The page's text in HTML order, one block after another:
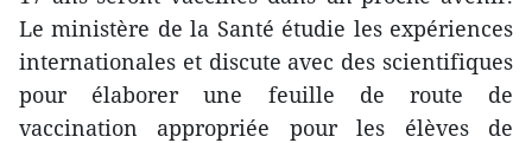
Le ministère de la Santé étudie les expériences
internationales et discute avec des scientifiques
pour élaborer une feuille de route de
vaccination appropriée pour les élèves de